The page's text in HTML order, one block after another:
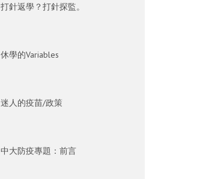
打針返學？打針探監。
休學的Variables
迷人的疫苗/政策
中大防疫專題：前言